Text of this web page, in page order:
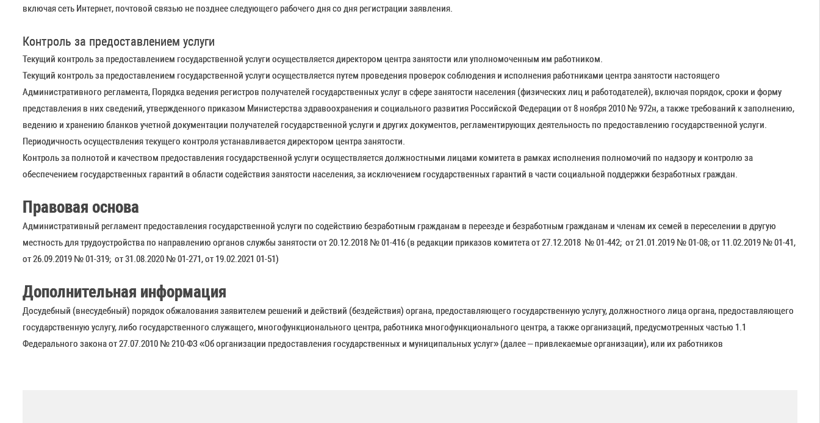
включая сеть Интернет, почтовой связью не позднее следующего рабочего дня со дня регистрации заявления.
Контроль за предоставлением услуги
Текущий контроль за предоставлением государственной услуги осуществляется директором центра занятости или уполномоченным им работником.
Текущий контроль за предоставлением государственной услуги осуществляется путем проведения проверок соблюдения и исполнения работниками центра занятости настоящего
Административного регламента, Порядка ведения регистров получателей государственных услуг в сфере занятости населения (физических лиц и работодателей), включая порядок, сроки и форму
представления в них сведений, утвержденного приказом Министерства здравоохранения и социального развития Российской Федерации от 8 ноября 2010 № 972н, а также требований к заполнению,
ведению и хранению бланков учетной документации получателей государственной услуги и других документов, регламентирующих деятельность по предоставлению государственной услуги.
Периодичность осуществления текущего контроля устанавливается директором центра занятости.
Контроль за полнотой и качеством предоставления государственной услуги осуществляется должностными лицами комитета в рамках исполнения полномочий по надзору и контролю за
обеспечением государственных гарантий в области содействия занятости населения, за исключением государственных гарантий в части социальной поддержки безработных граждан.
Правовая основа
Административный регламент предоставления государственной услуги по содействию безработным гражданам в переезде и безработным гражданам и членам их семей в переселении в другую
местность для трудоустройства по направлению органов службы занятости от 20.12.2018 № 01-416 (в редакции приказов комитета от 27.12.2018 № 01-442; от 21.01.2019 № 01-08; от 11.02.2019 № 01-41,
от 26.09.2019 № 01-319; от 31.08.2020 № 01-271, от 19.02.2021 01-51)
Дополнительная информация
Досудебный (внесудебный) порядок обжалования заявителем решений и действий (бездействия) органа, предоставляющего государственную услугу, должностного лица органа, предоставляющего
государственную услугу, либо государственного служащего, многофункционального центра, работника многофункционального центра, а также организаций, предусмотренных частью 1.1
Федерального закона от 27.07.2010 № 210-ФЗ «Об организации предоставления государственных и муниципальных услуг» (далее – привлекаемые организации), или их работников